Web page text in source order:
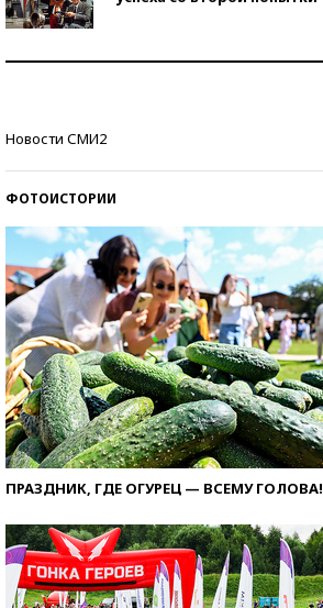
Новости СМИ2
ФОТОИСТОРИИ
ПРАЗДНИК, ГДЕ ОГУРЕЦ — ВСЕМУ ГОЛОВА!